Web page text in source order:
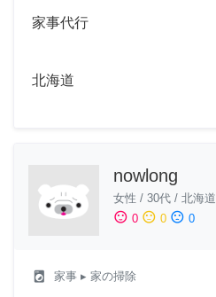
家事代行
北海道
nowlong
女性 / 30代 / 北海道
sentiment_satisfied 0 sentiment_neutral 0 sentiment_dissatisfied 0
local_laundry_service 家事 ▸ 家の掃除